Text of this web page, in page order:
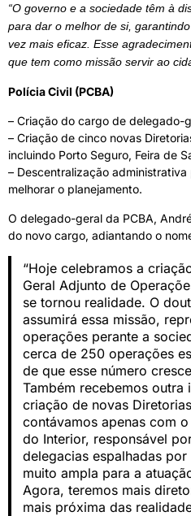
“O governo e a sociedade têm à
para dar o melhor de si,
vez mais eficaz. Esse
que tem como missão servir ao
Polícia Civil (PCBA)
– Criação do cargo de delegado-
– Criação de cinco novas
incluindo Porto Seguro, Feira de
– Descentralização
melhorar o planejamento.
O delegado-geral da PCBA,
do novo cargo, adiantando o
“Hoje celebramos a
Geral Adjunto de
se tornou realidade. O
assumirá essa missão,
operações perante a
cerca de 250 operações
de que esse número
Também recebemos outra
criação de novas
contávamos apenas com
do Interior, responsável
delegacias espalhadas
muito ampla para a
Agora, teremos mais
mais próxima das